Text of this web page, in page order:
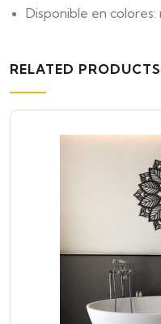
Disponible en
RELATED PRODUCTS